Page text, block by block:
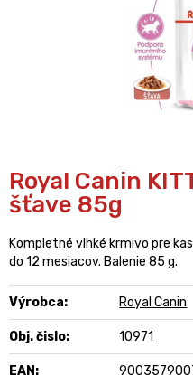
Royal Canin
šťave 85g
Kompletné vlhké krmivo pre
do 12 mesiacov. Balenie 85 g.
Výrobca: Royal Canin
Obj. čislo: 10971
EAN: